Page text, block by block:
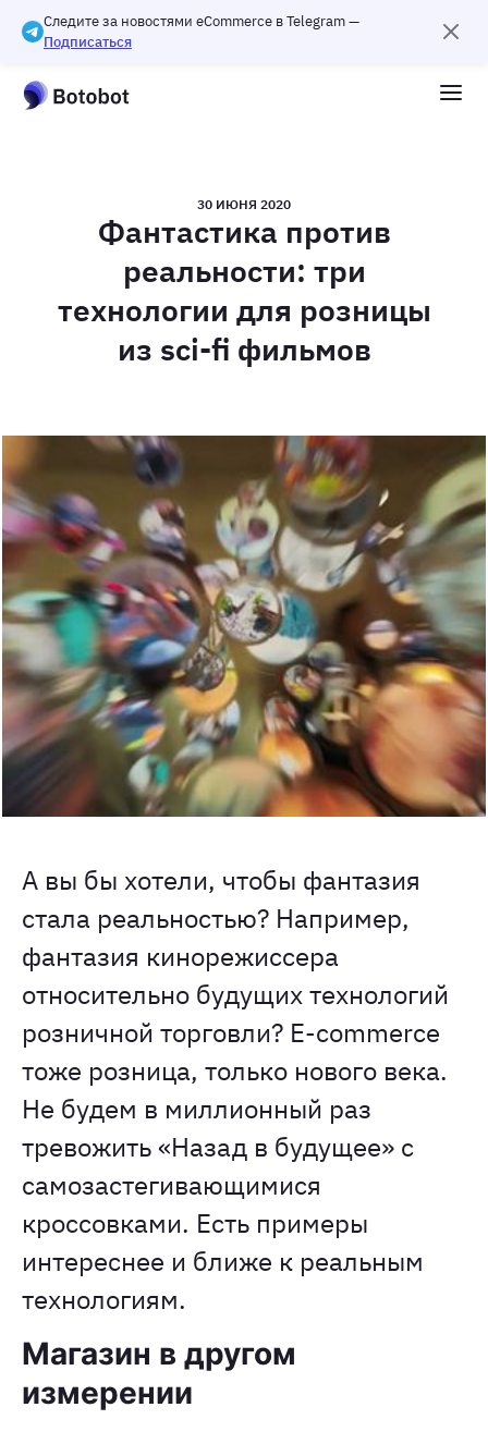
Следите за новостями eCommerce в Telegram —
Подписаться
30 ИЮНЯ 2020
Фантастика против
реальности: три
технологии для розницы
из sci-fi фильмов
А вы бы хотели, чтобы фантазия
стала реальностью? Например,
фантазия кинорежиссера
относительно будущих технологий
розничной торговли? E-commerce
тоже розница, только нового века.
Не будем в миллионный раз
тревожить «Назад в будущее» с
самозастегивающимися
кроссовками. Есть примеры
интереснее и ближе к реальным
технологиям.
Магазин в другом
измерении